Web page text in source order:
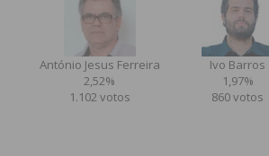
António Jesus Ferreira
2,52%
1.102 votos
Ivo Barros
1,97%
860 votos